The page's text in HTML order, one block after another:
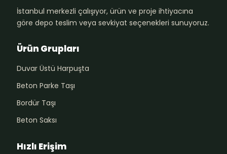
İstanbul merkezli çalışıyor, ürün ve proje ihtiyacına
göre depo teslim veya sevkiyat seçenekleri sunuyoruz.
Ürün Grupları
Duvar Üstü Harpuşta
Beton Parke Taşı
Bordür Taşı
Beton Saksı
Hızlı Erişim